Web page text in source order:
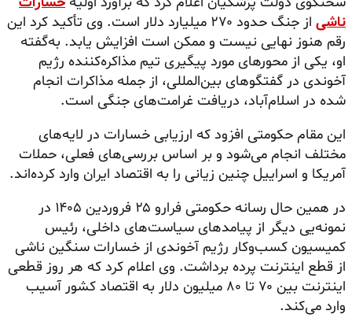
ناشی
از جنگ حدود ۲۷۰ میلیارد دلار است. وی تأکید کرد این
رقم هنوز نهایی نیست و ممکن است افزایش یابد. به‌گفته
او، یکی از محورهای مورد پیگیری تیم مذاکره‌کننده رژیم
آخوندی در گفتگوهای بین‌المللی، از جمله مذاکرات انجام
شده در اسلام‌آباد، دریافت غرامت‌های جنگی است.
این مقام حکومتی افزود که ارزیابی خسارات در لایه‌های
مختلف انجام می‌شود و بر اساس بررسی‌های فعلی، حملات
آمریکا و اسراییل چنین زیانی را به اقتصاد ایران وارد کرده‌اند.
در همین حال رسانه حکومتی فرارو ۲۵ فروردین ۱۴۰۵ در
نمونه‌یی دیگر از پیامدهای سیاست‌های داخلی، رئیس
کمیسیون کسب‌وکار رژیم آخوندی از خسارات سنگین ناشی
از قطع اینترنت پرده برداشت. وی اعلام کرد که هر روز قطعی
اینترنت بین ۷۰ تا ۸۰ میلیون دلار به اقتصاد کشور آسیب
وارد می‌کند.